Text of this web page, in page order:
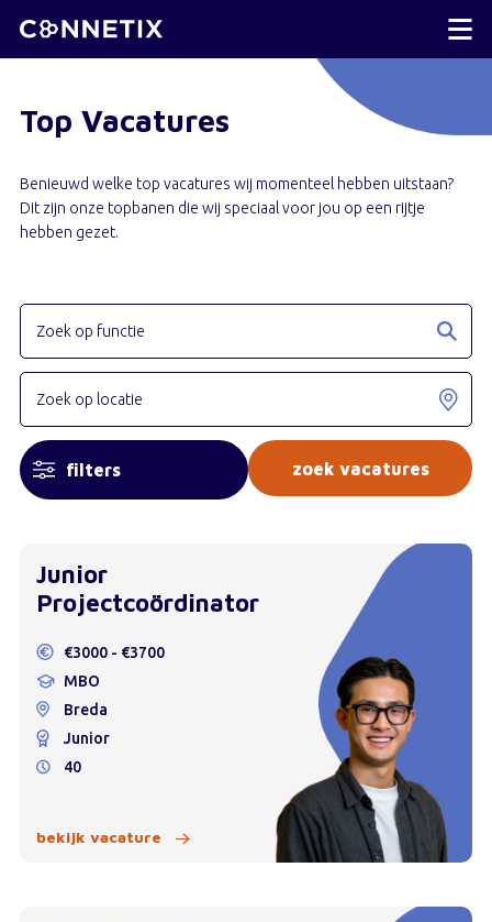
Top Vacatures
Benieuwd welke top vacatures wij momenteel hebben uitstaan?
Dit zijn onze topbanen die wij speciaal voor jou op een rijtje
hebben gezet.
filters
Junior
Projectcoördinator
€3000 - €3700
MBO
Breda
Junior
40
bekijk vacature